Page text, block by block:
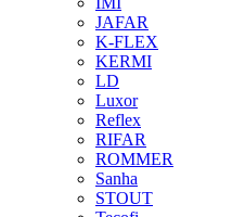
JAFAR
K-FLEX
KERMI
LD
Luxor
Reflex
RIFAR
ROMMER
Sanha
STOUT